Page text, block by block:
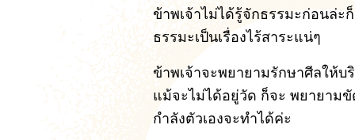
ข้าพเจ้าไม่ได้รู้จักธรรมะก่อนล่ะ
ธรรมะเป็นเรื่องไร้สาระแน่ๆ
ข้าพเจ้าจะพยายามรักษาศีลให้
แม้จะไม่ได้อยู่วัด ก็จะ พยายาม
กำลังตัวเองจะทำได้ค่ะ